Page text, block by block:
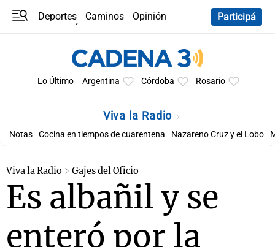
Deportes Caminos
Opinión
Participá
Lo Último Argentina Córdoba Rosario
Viva la Radio
Notas Cocina en tiempos de cuarentena Nazareno Cruz y el Lobo
Viva la Radio Gajes del Oficio
Es albañil y se
enteró por la